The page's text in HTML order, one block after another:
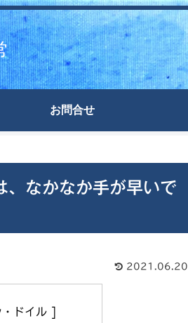
お問合せ
、なかなか手が早いで
2021.06.20
ドイル ]